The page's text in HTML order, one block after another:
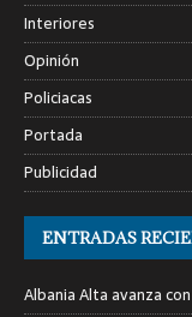
Interiores
Opinión
Policiacas
Portada
Publicidad
ENTRADAS
Albania Alta avanza